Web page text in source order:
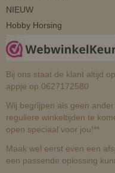
NIEUW
Hobby Horsing
Bij ons staat de klant altijd
appje op 0627172580
Wij begrijpen als geen
reguliere winkeltijden te
open speciaal voor jou!**
Maak wel eerst even een
een passende oplossing